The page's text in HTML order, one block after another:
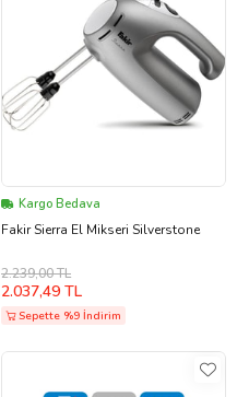
Kargo Bedava
Fakir Sierra El Mikseri Silverstone
2.239,00 TL
2.037,49 TL
Sepette %9 İndirim